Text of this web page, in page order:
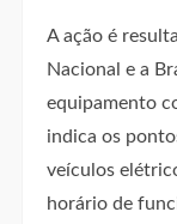
A ação é
Nacional e a
equipamento
indica os
veículos
horário de